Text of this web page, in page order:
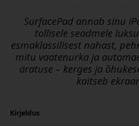
SurfacePad annab sinu
tollisele seadmele
esmaklassilisest nahast,
mitu vaatenurka ja
äratuse – kerges ja
kaitseb
Kirjeldus